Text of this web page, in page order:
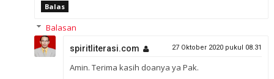
Balas
Balasan
spiritliterasi.com 27 Oktober 2020 pukul 08.31
Amin. Terima kasih doanya ya Pak.